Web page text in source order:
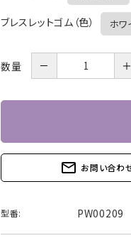
ブレスレットゴム（色）
数量 － ＋
mail_outline お問い合わ
型番: PW00209